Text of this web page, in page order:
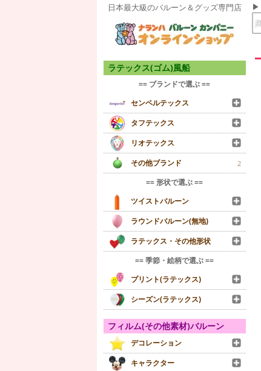
日本最大級のバルーン＆グッズ専門店
ラテックス(ゴム)風船
== ブランドで選ぶ ==
センペルテックス
タフテックス
リオテックス
その他ブランド
2
== 形状で選ぶ ==
ツイストバルーン
ラウンドバルーン(無地)
ラテックス・その他形状
== 季節・絵柄で選ぶ ==
プリント(ラテックス)
シーズン(ラテックス)
フィルム(その他素材)バルーン
デコレーション
キャラクター